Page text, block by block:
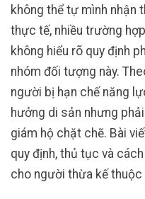
không thể tự mình nhận
thực tế, nhiều trường
không hiểu rõ quy định
nhóm đối tượng này.
người bị hạn chế năng
hưởng di sản nhưng
giám hộ chặt chẽ. Bài
quy định, thủ tục và
cho người thừa kế thuộc